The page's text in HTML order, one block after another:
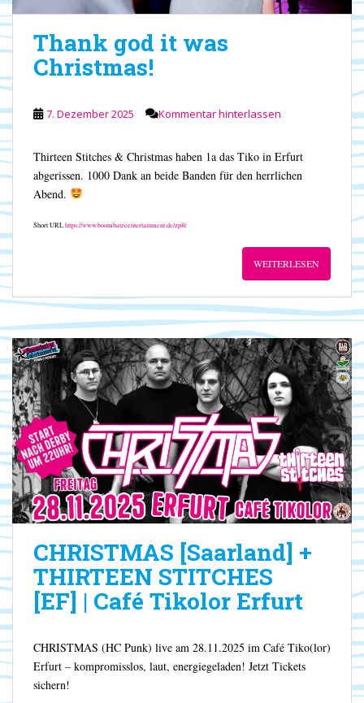
Thank god it was
Christmas!
7. Dezember 2025 Kommentar hinterlassen
Thirteen Stitches & Christmas haben 1a das Tiko in Erfurt
abgerissen. 1000 Dank an beide Banden für den herrlichen
Abend.
Short URLhttps://www.boombatzeentertainment.de/zp8t
WEITERLESEN
CHRISTMAS [Saarland] +
THIRTEEN STITCHES
[EF] | Café Tikolor Erfurt
CHRISTMAS (HC Punk) live am 28.11.2025 im Café Tiko(lor)
Erfurt – kompromisslos, laut, energiegeladen! Jetzt Tickets
sichern!